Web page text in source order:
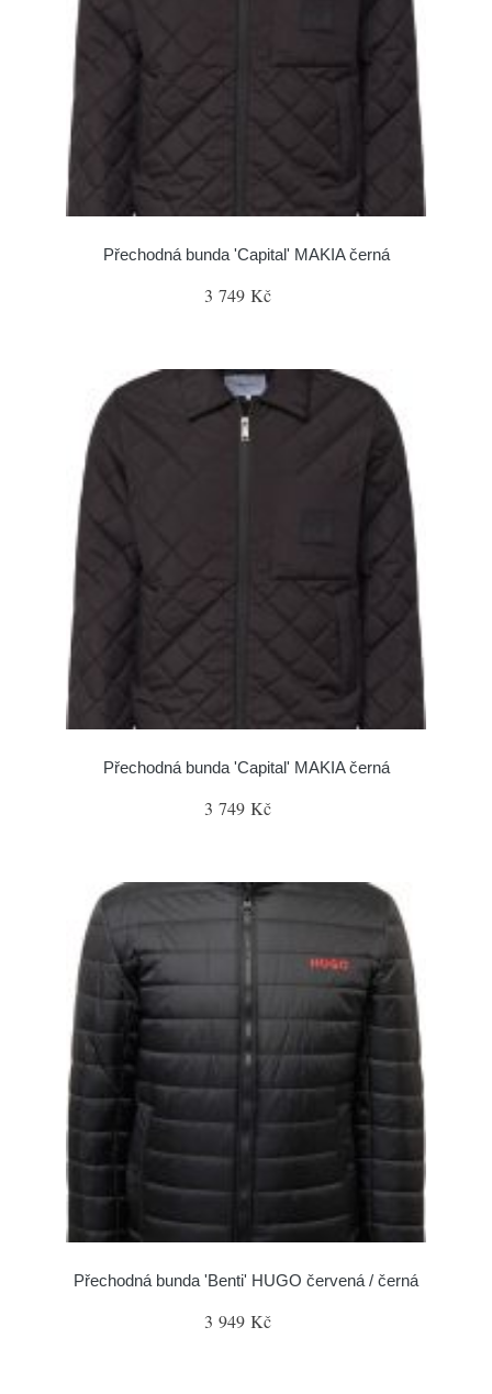
Přechodná bunda 'Capital' MAKIA černá
3 749 Kč
Přechodná bunda 'Capital' MAKIA černá
3 749 Kč
Přechodná bunda 'Benti' HUGO červená / černá
3 949 Kč